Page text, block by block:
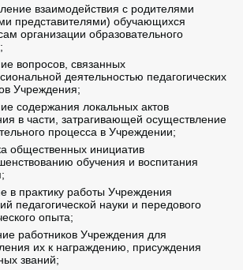
взаимодействия с родителями
представителями) обучающихся
организации образовательного
вопросов, связанных
деятельностью педагогических
Учреждения;
содержания локальных актов
в части, затрагивающей осуществление
процесса в Учреждении;
общественных инициатив
обучения и воспитания
в практику работы Учреждения
педагогической науки и передового
опыта;
работников Учреждения для
их к награждению, присуждения
званий;